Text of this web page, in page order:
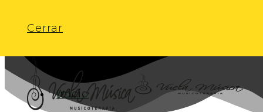
Cerrar
Inicio